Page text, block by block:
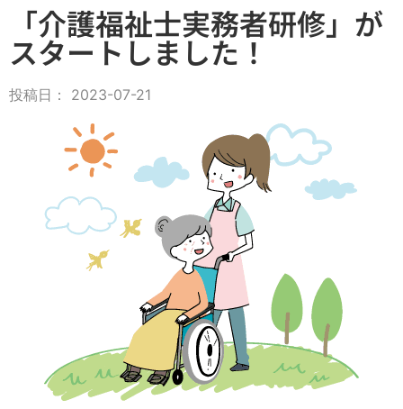
「介護福祉士実務者研修」が
スタートしました！
投稿日： 2023-07-21